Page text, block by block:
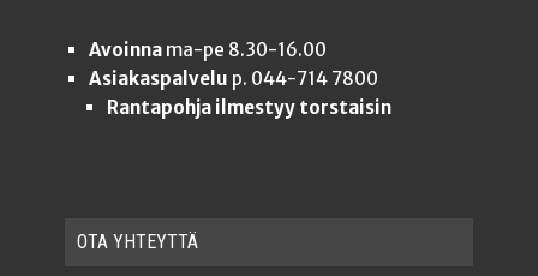
Avoinnama-pe 8.30-16.00
Asiakaspalvelu p. 044-714 7800
Rantapohja ilmestyy torstaisin
OTA YHTEYT­TÄ